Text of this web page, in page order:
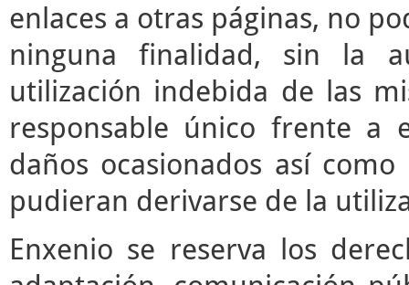
enlaces a otras páginas, no
ninguna finalidad, sin la
utilización indebida de las
responsable único frente a
daños ocasionados así
pudieran derivarse de la
Enxenio se reserva los